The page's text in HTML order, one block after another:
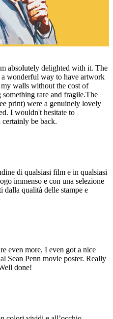
absolutely delighted with it. The
wonderful way to have artwork
walls without the cost of
rare and fragile.The
print) were a genuinely lovely
I wouldn't hesitate to
be back.
di qualsiasi film e in qualsiasi
immenso e con una selezione
qualità delle stampe e
even more, I even got a nice
Sean Penn movie poster. Really
done!